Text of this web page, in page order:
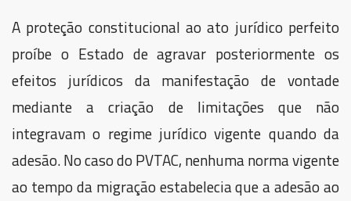
A proteção constitucional ao ato jurídico perfeito
proíbe o Estado de agravar posteriormente os
efeitos jurídicos da manifestação de vontade
mediante a criação de limitações que não
integravam o regime jurídico vigente quando da
adesão. No caso do PVTAC, nenhuma norma vigente
ao tempo da migração estabelecia que a adesão ao